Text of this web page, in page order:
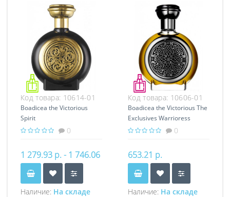
Код товара: 10614-01
Boadicea the Victorious
Spirit
0
1 279.93 р. - 1 746.06
р.
Наличие: На складе
Код товара: 10606-01
Boadicea the Victorious The
Exclusives Warrioress
0
653.21 р.
Наличие: На складе